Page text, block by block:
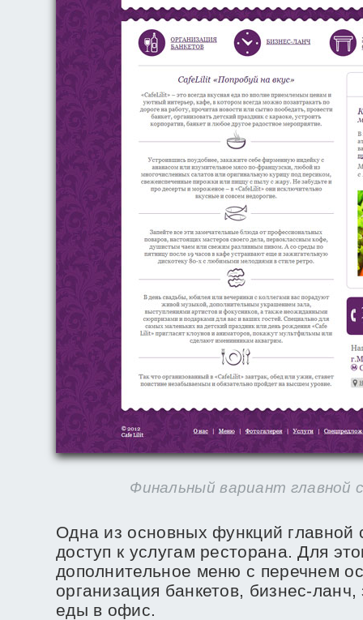
Финальный вариант главной
Одна из основных функций
доступ к услугам ресторана. Для
дополнительное меню с перечнем
организация банкетов, бизнес-ланч,
еды в офис.